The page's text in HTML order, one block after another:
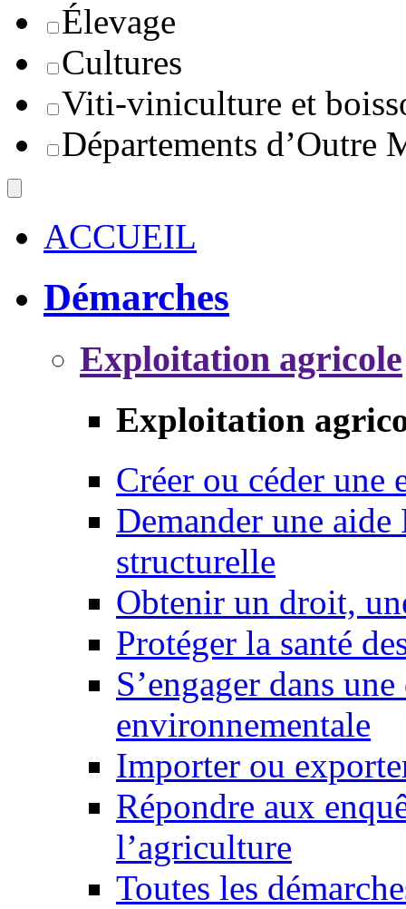
Élevage
Cultures
Viti-viniculture et
Départements d’Outre
ACCUEIL
Démarches
Exploitation agricole
Exploitation
Créer ou céder une
Demander une
structurelle
Obtenir un droit,
Protéger la santé
S’engager dans
environnementale
Importer ou
Répondre aux
l’agriculture
Toutes les